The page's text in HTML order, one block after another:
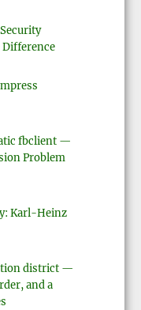
fbclient —
Problem
Karl-Heinz
district —
and a